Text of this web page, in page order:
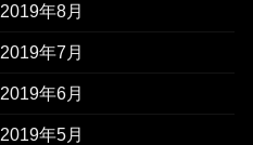
2019年8月
2019年7月
2019年6月
2019年5月